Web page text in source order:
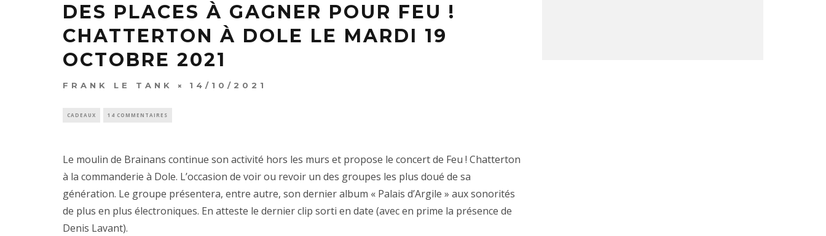
DES PLACES À GAGNER POUR FEU !
CHATTERTON À DOLE LE MARDI 19
OCTOBRE 2021
FRANK LE TANK 14/10/2021
CADEAUX 14 COMMENTAIRES
Le moulin de Brainans continue son activité hors les murs et propose le concert de Feu ! Chatterton
à la commanderie à Dole. L’occasion de voir ou revoir un des groupes les plus doué de sa
génération. Le groupe présentera, entre autre, son dernier album « Palais d’Argile » aux sonorités
de plus en plus électroniques. En atteste le dernier clip sorti en date (avec en prime la présence de
Denis Lavant).